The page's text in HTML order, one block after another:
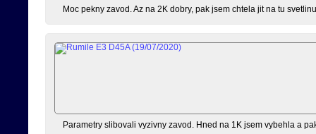
Moc pekny zavod. Az na 2K dobry, pak jsem chtela jit na tu
Parametry slibovali vyzivny zavod. Hned na 1K jsem vybehla a